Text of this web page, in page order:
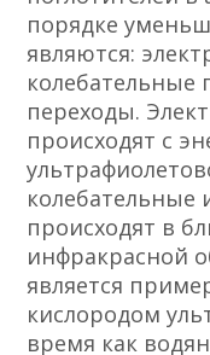
порядке
являются:
переходы.
происходят с
происходят в
инфракрасной
является
кислородом
время как